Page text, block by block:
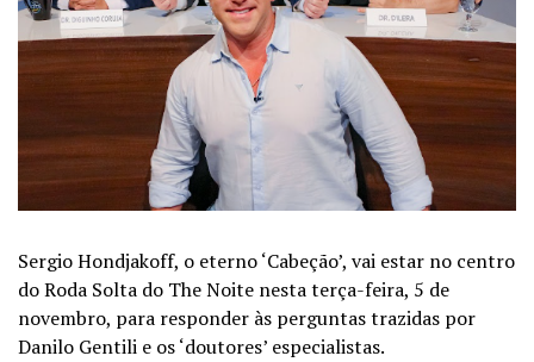
Sergio Hondjakoff, o eterno ‘Cabeção’, vai estar no centro
do Roda Solta do The Noite nesta terça-feira, 5 de
novembro, para responder às perguntas trazidas por
Danilo Gentili e os ‘doutores’ especialistas.